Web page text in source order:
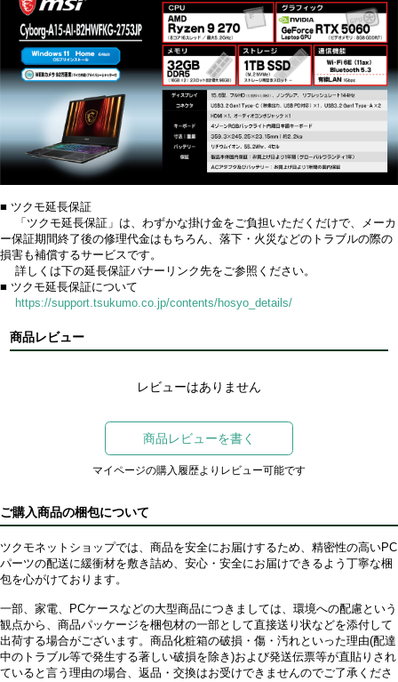
■ ツクモ延長保証
「ツクモ延長保証」は、わずかな掛け金をご負担いただくだけで、メーカ
ー保証期間終了後の修理代金はもちろん、落下・火災などのトラブルの際の
損害も補償するサービスです。
詳しくは下の延長保証バナーリンク先をご参照ください。
■ ツクモ延長保証について
https://support.tsukumo.co.jp/contents/hosyo_details/
商品レビュー
レビューはありません
商品レビューを書く
マイページの購入履歴よりレビュー可能です
ご購入商品の梱包について
ツクモネットショップでは、商品を安全にお届けするため、精密性の高いPC
パーツの配送に緩衝材を敷き詰め、安心・安全にお届けできるよう丁寧な梱
包を心がけております。
一部、家電、PCケースなどの大型商品につきましては、環境への配慮という
観点から、商品パッケージを梱包材の一部として直接送り状などを添付して
出荷する場合がございます。商品化粧箱の破損・傷・汚れといった理由(配達
中のトラブル等で発生する著しい破損を除き)および発送伝票等が直貼りされ
ていると言う理由の場合、返品・交換はお受けできませんのでご了承くださ